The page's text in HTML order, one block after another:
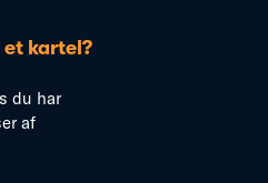
et kartel?
du har
af